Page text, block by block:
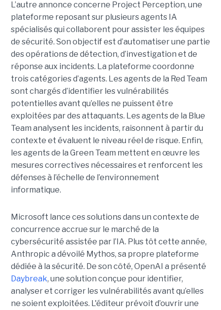
L’autre annonce concerne Project Perception, une
plateforme reposant sur plusieurs agents IA
spécialisés qui collaborent pour assister les équipes
de sécurité. Son objectif est d’automatiser une partie
des opérations de détection, d’investigation et de
réponse aux incidents. La plateforme coordonne
trois catégories d’agents. Les agents de la Red Team
sont chargés d’identifier les vulnérabilités
potentielles avant qu’elles ne puissent être
exploitées par des attaquants. Les agents de la Blue
Team analysent les incidents, raisonnent à partir du
contexte et évaluent le niveau réel de risque. Enfin,
les agents de la Green Team mettent en œuvre les
mesures correctives nécessaires et renforcent les
défenses à l’échelle de l’environnement
informatique.
Microsoft lance ces solutions dans un contexte de
concurrence accrue sur le marché de la
cybersécurité assistée par l’IA. Plus tôt cette année,
Anthropic a dévoilé Mythos, sa propre plateforme
dédiée à la sécurité. De son côté, OpenAI a présenté
Daybreak, une solution conçue pour identifier,
analyser et corriger les vulnérabilités avant qu’elles
ne soient exploitées. L'éditeur prévoit d’ouvrir une